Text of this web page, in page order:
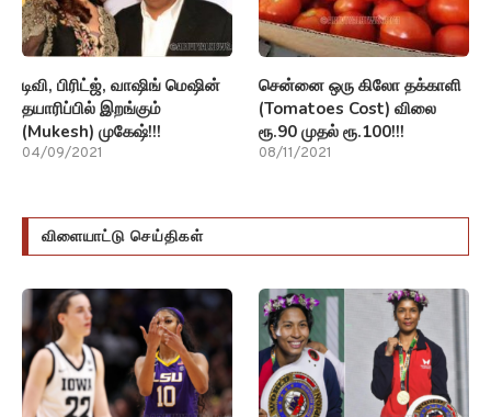
டிவி, பிரிட்ஜ், வாஷிங் மெஷின்
தயாரிப்பில் இறங்கும்
(Mukesh) முகேஷ்!!!
04/09/2021
சென்னை ஒரு கிலோ தக்காளி
(Tomatoes Cost) விலை
ரூ.90 முதல் ரூ.100!!!
08/11/2021
விளையாட்டு செய்திகள்